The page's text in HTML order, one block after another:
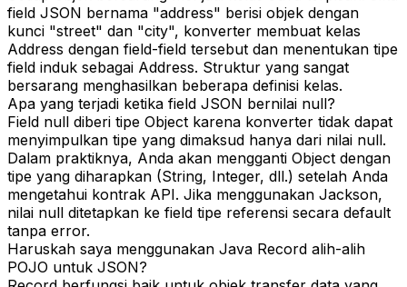
field JSON bernama "address" berisi objek dengan
kunci "street" dan "city", konverter membuat kelas
Address dengan field-field tersebut dan menentukan tipe
field induk sebagai Address. Struktur yang sangat
bersarang menghasilkan beberapa definisi kelas.
Apa yang terjadi ketika field JSON bernilai null?
Field null diberi tipe Object karena konverter tidak dapat
menyimpulkan tipe yang dimaksud hanya dari nilai null.
Dalam praktiknya, Anda akan mengganti Object dengan
tipe yang diharapkan (String, Integer, dll.) setelah Anda
mengetahui kontrak API. Jika menggunakan Jackson,
nilai null ditetapkan ke field tipe referensi secara default
tanpa error.
Haruskah saya menggunakan Java Record alih-alih
POJO untuk JSON?